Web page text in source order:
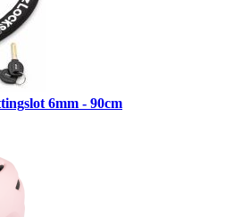
6mm - 90cm